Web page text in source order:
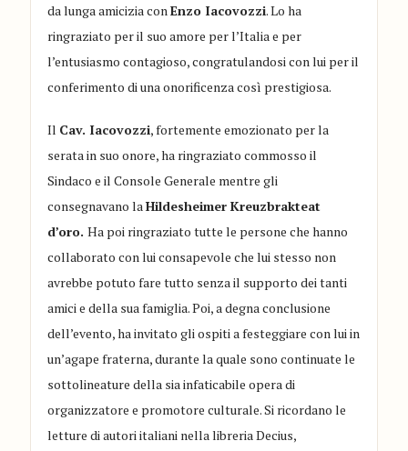
da lunga amicizia conEnzo Iacovozzi. Lo ha
ringraziato per il suo amore per l’Italia e per
l’entusiasmo contagioso, congratulandosi con lui per il
conferimento di una onorificenza così prestigiosa.
Il Cav. Iacovozzi, fortemente emozionato per la
serata in suo onore, ha ringraziato commosso il
Sindaco e il Console Generale mentre gli
consegnavano laHildesheimer Kreuzbrakteat
d’oro.Ha poi ringraziato tutte le persone che hanno
collaborato con lui consapevole che lui stesso non
avrebbe potuto fare tutto senza il supporto dei tanti
amici e della sua famiglia. Poi, a degna conclusione
dell’evento, ha invitato gli ospiti a festeggiare con lui in
un’agape fraterna, durante la quale sono continuate le
sottolineature della sia infaticabile opera di
organizzatore e promotore culturale. Si ricordano le
letture di autori italiani nella libreria Decius,